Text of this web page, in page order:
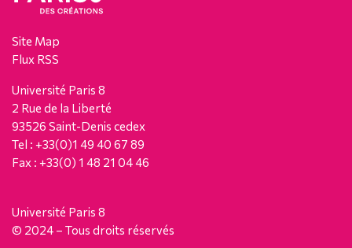
Site Map
Flux RSS
Université Paris 8
2 Rue de la Liberté
93526 Saint-Denis cedex
Tel : +33(0)1 49 40 67 89
Fax : +33(0) 1 48 21 04 46
Université Paris 8
© 2024 – Tous droits réservés